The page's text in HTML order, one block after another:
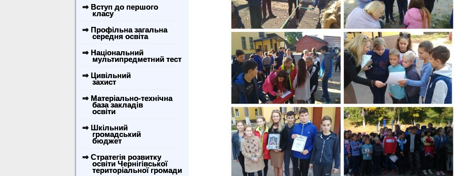
⇒ Вступ до першого
класу
⇒ Профільна загальна
середня освіта
⇒ Національний
мультипредметний тест
⇒ Цивільний
захист
⇒ Матеріально-технічна
база закладів
освіти
⇒ Шкільний
громадський
бюджет
⇒ Стратегія розвитку
освіти Чернігівської
територіальної громади